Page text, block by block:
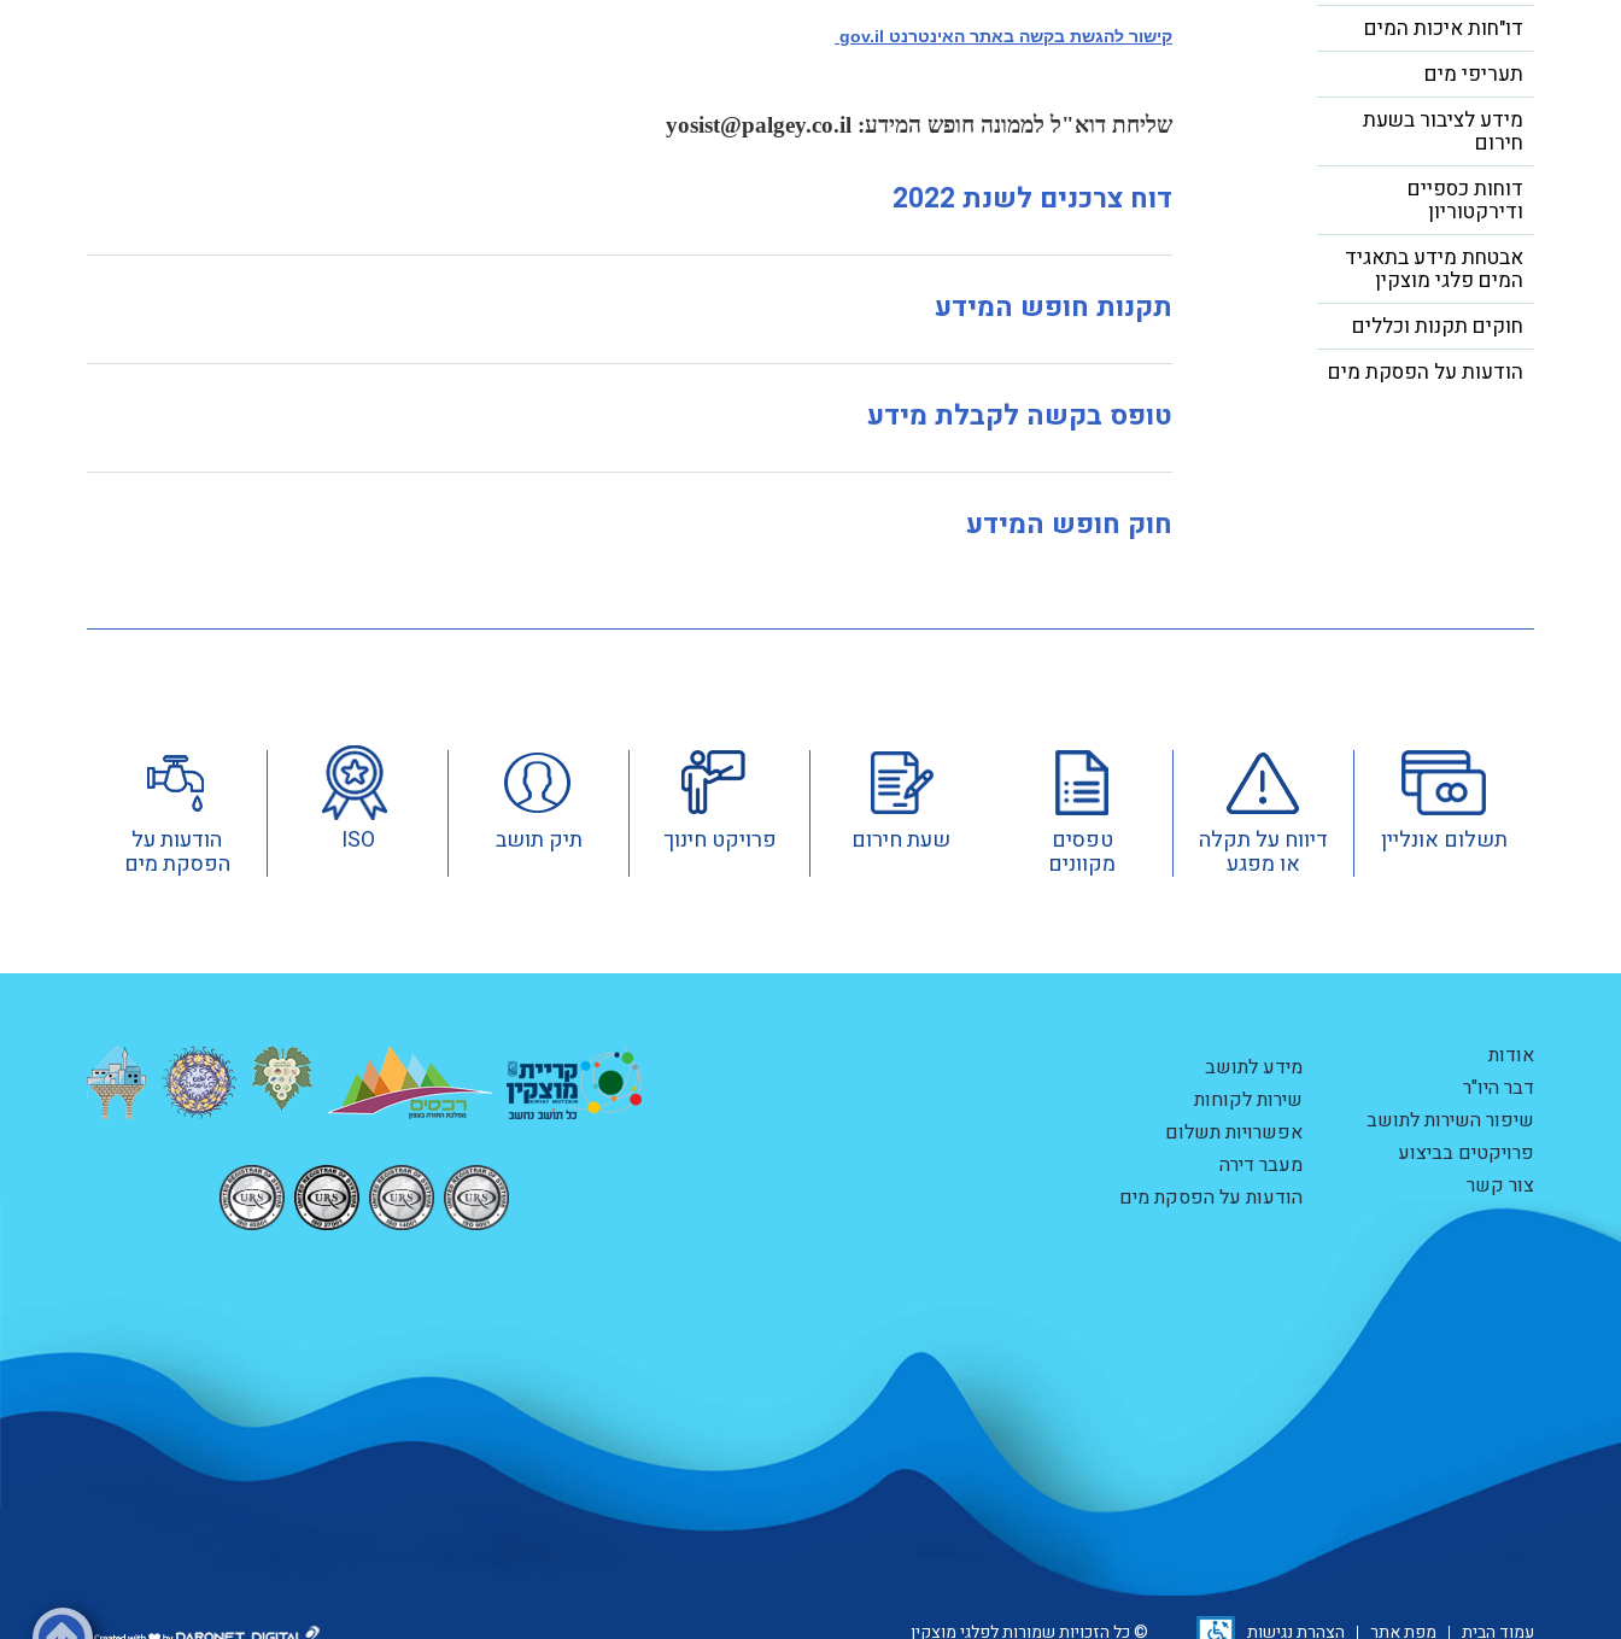
דו"חות איכות המים
תעריפי מים
מידע לציבור בשעת
חירום
דוחות כספיים
ודירקטוריון
אבטחת מידע בתאגיד
המים פלגי מוצקין
חוקים תקנות וכללים
הודעות על הפסקת מים
קישור להגשת בקשה באתר האינטרנט gov.il
שליחת דוא"ל לממונה חופש המידע: yosist@palgey.co.il
דוח צרכנים לשנת 2022
תקנות חופש המידע
טופס בקשה לקבלת מידע
חוק חופש המידע
תשלום אונליין דיווח על תקלה
או מפגע
טפסים
מקוונים
שעת חירום פרויקט חינוך תיק תושב ISO הודעות על
הפסקת מים
אודות
דבר היו"ר
שיפור השירות לתושב
פרויקטים בביצוע
צור קשר
מידע לתושב
שירות לקוחות
אפשרויות תשלום
מעבר דירה
הודעות על הפסקת מים
עמוד הבית מפת אתר הצהרת נגישות © כל הזכויות שמורות לפלגי מוצקין